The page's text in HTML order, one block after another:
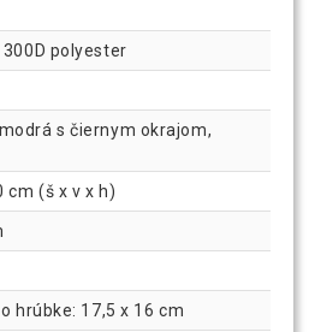
polyester
s čiernym okrajom,
cm (š x v x h)
hrúbke: 17,5 x 16 cm